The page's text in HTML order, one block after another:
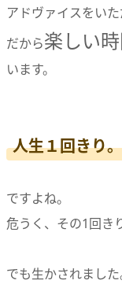
アドヴァイスをい
だから楽しい
います。
人生１回きり。
ですよね。
危うく、その1回き
でも生かされました